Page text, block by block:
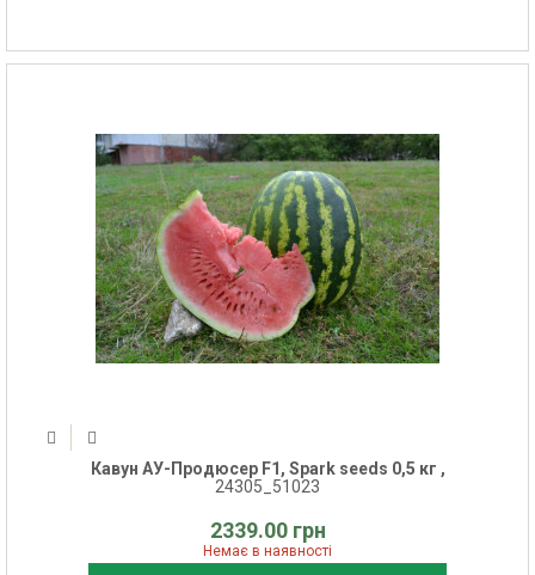
Кавун АУ-Продюсер F1, Spark seeds 0,5 кг ,
24305_51023
2339.00 грн
Немає в наявності